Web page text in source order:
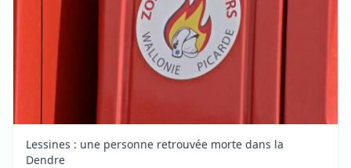
Lessines : une personne retrouvée morte dans la
Dendre